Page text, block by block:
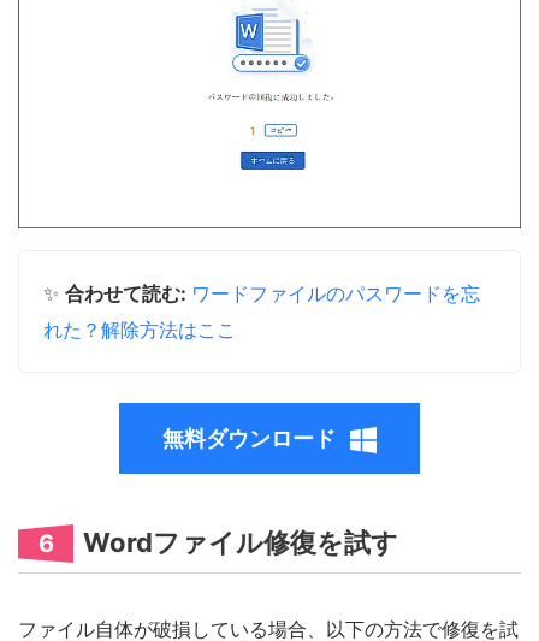
✨ 合わせて読む: ワードファイルのパスワードを忘
れた？解除方法はここ
無料ダウンロード
6 Wordファイル修復を試す
ファイル自体が破損している場合、以下の方法で修復を試